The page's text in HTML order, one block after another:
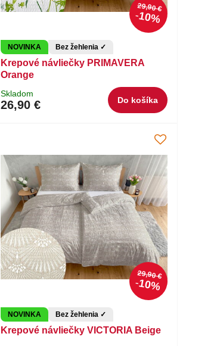
29,90 €
10%
NOVINKA Bez žehlenia ✓
Krepové návliečky PRIMAVERA
Orange
Skladom
26,90 € Do košíka
29,90 €
10%
NOVINKA Bez žehlenia ✓
Krepové návliečky VICTORIA Beige